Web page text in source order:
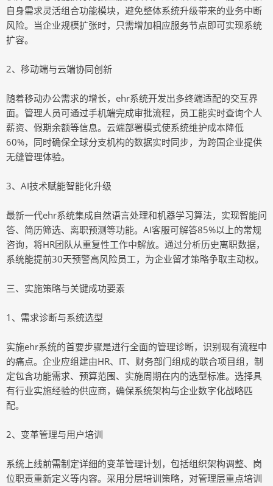
自身需求灵活组合功能模块，避免整体系统升级带来的业务中断
风险。当企业规模扩张时，只需增加相应服务节点即可实现系统
扩容。
2、移动端与云端协同创新
随着移动办公需求的增长，ehr系统开发出多终端适配的交互界
面。管理人员可通过手机端完成审批流程，员工能实时查询个人
薪资、假期余额等信息。云端部署模式使系统维护成本降低
60%，同时确保全球分支机构的数据实时同步，为跨国企业提供
无缝管理体验。
3、AI技术赋能智能化升级
最新一代ehr系统集成自然语言处理和机器学习算法，实现智能问
答、简历筛选、离职预测等功能。AI客服可解答85%以上的常规
咨询，将HR团队从重复性工作中解放。通过分析历史离职数据，
系统能提前30天预警高风险员工，为企业留才策略争取主动权。
三、实施策略与关键成功要素
1、需求诊断与系统选型
实施ehr系统的首要步骤是进行全面的管理诊断，识别现有流程中
的痛点。企业应组建由HR、IT、财务部门组成的联合项目组，制
定包含功能需求、预算范围、实施周期在内的选型标准。选择具
有行业实施经验的供应商，确保系统架构与企业数字化战略匹
配。
2、变革管理与用户培训
系统上线前需制定详细的变革管理计划，包括组织架构调整、岗
位职责重新定义等内容。采用分层培训策略，对管理层重点培训